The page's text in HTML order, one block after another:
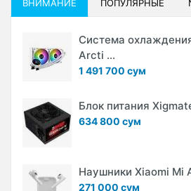
ВНИМАНИЕ ПОПУЛЯРНЫЕ
Система
Arcti ...
1 491 700 сум
Блок питания
634 800 сум
Наушники Xiaomi Mi
271 000 сум